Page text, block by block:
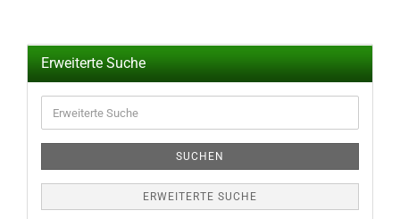
Erweiterte Suche
Suche
SUCHEN
ERWEITERTE SUCHE